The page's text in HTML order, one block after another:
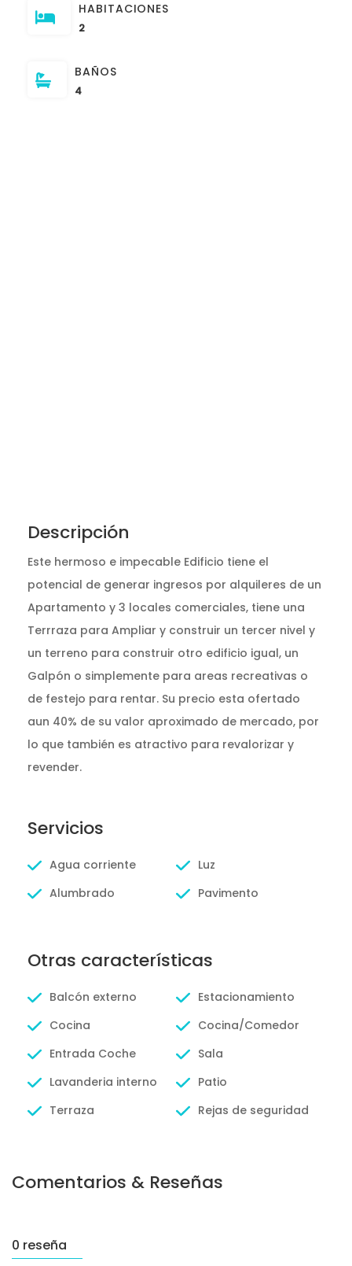
HABITACIONES
2
BAÑOS
4
Descripción
Este hermoso e impecable Edificio tiene el
potencial de generar ingresos por alquileres de un
Apartamento y 3 locales comerciales, tiene una
Terrraza para Ampliar y construir un tercer nivel y
un terreno para construir otro edificio igual, un
Galpón o simplemente para areas recreativas o
de festejo para rentar. Su precio esta ofertado
aun 40% de su valor aproximado de mercado, por
lo que también es atractivo para revalorizar y
revender.
Servicios
Agua corriente
Luz
Alumbrado
Pavimento
Otras características
Balcón externo
Estacionamiento
Cocina
Cocina/Comedor
Entrada Coche
Sala
Lavanderia interno
Patio
Terraza
Rejas de seguridad
Comentarios & Reseñas
0 reseña